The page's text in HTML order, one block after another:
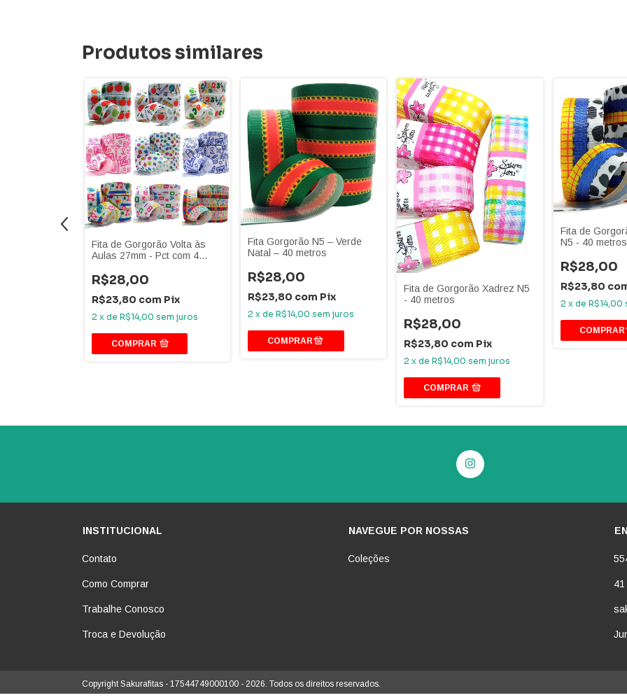
Produtos similares
Fita de Gorgorão Volta às
Aulas 27mm - Pct com 4
R$28,00
R$23,80 com Pix
2 x de R$14,00 sem juros
COMPRAR
Fita Gorgorão N5 – Verde
Natal – 40 metros
R$28,00
R$23,80 com Pix
2 xdeR$14,00 sem juros
Fita de Gorgorão Xadrez N5
- 40 metros
R$28,00
R$23,80 com Pix
2 xdeR$14,00 sem juros
COMPRAR
Fita de
N5 - 40 metros
R$28,00
R$23,80
2 x de R$14,00
INSTITUCIONAL
Contato
Como Comprar
Trabalhe Conosco
Troca e Devolução
NAVEGUE POR NOSSAS
Coleções
41
Copyright Sakurafitas - 17544749000100 - 2026. Todos os direitos reservados.